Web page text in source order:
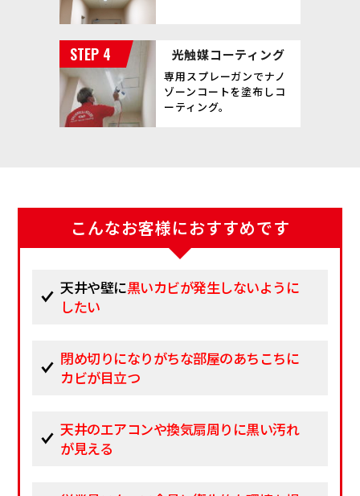
光触媒コーティング
専用スプレーガンでナノ
ゾーンコートを塗布しコ
ーティング。
こんなお客様におすすめです
天井や壁に黒いカビが発生しないように
したい
閉め切りになりがちな部屋のあちこちに
カビが目立つ
天井のエアコンや換気扇周りに黒い汚れ
が見える